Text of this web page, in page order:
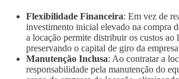
Flexibilidade Financeira: Em vez de
investimento inicial elevado na compra
a locação permite distribuir os custos ao
preservando o capital de giro da
Manutenção Inclusa: Ao contratar a
responsabilidade pela manutenção do